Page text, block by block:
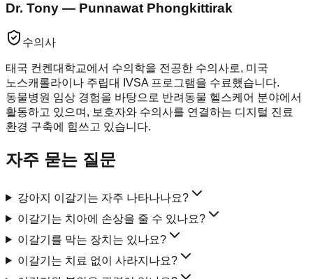
Dr. Tony — Punnawat Phongkittirak
수의사
태국 컨켄대학교에서 수의학을 전공한 수의사로, 미국
노스캐롤라이나 주립대 IVSA 프로그램을 수료했습니다.
동물병원 임상 경험을 바탕으로 반려동물 헬스케어 분야에서
활동하고 있으며, 보호자와 수의사를 연결하는 디지털 진료
환경 구축에 힘쓰고 있습니다.
자주 묻는 질문
강아지 이갈기는 자주 나타나나요?
이갈기는 치아에 손상을 줄 수 있나요?
이갈기를 막는 장치는 있나요?
이갈기는 치료 없이 사라지나요?